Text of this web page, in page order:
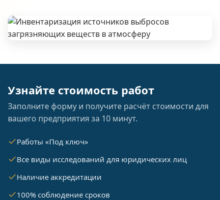
Узнайте стоимость работ
Заполните форму и получите расчёт стоимости для
вашего предприятия за 10 минут.
Работы «Под ключ»
Все виды исследований для юридических лиц
Наличие аккредитации
100% соблюдение сроков